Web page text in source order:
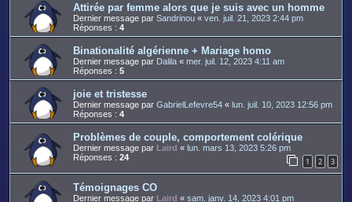
Attirée par femme alors que je suis avec un homme
Dernier message par Sandrinou « ven. juil. 21, 2023 2:44 pm
Réponses : 4
Binationalité algérienne + Mariage homo
Dernier message par Dalila « mer. juil. 12, 2023 4:11 am
Réponses : 5
joie et tristesse
Dernier message par GabrielLefevre54 « lun. juil. 10, 2023 12:56 pm
Réponses : 4
Problèmes de couple, comportement colérique
Dernier message par Laird « lun. mars 13, 2023 5:26 pm
Réponses : 24 1 2 3
Témoignages CO
Dernier message par Laird « sam. janv. 14, 2023 4:01 pm